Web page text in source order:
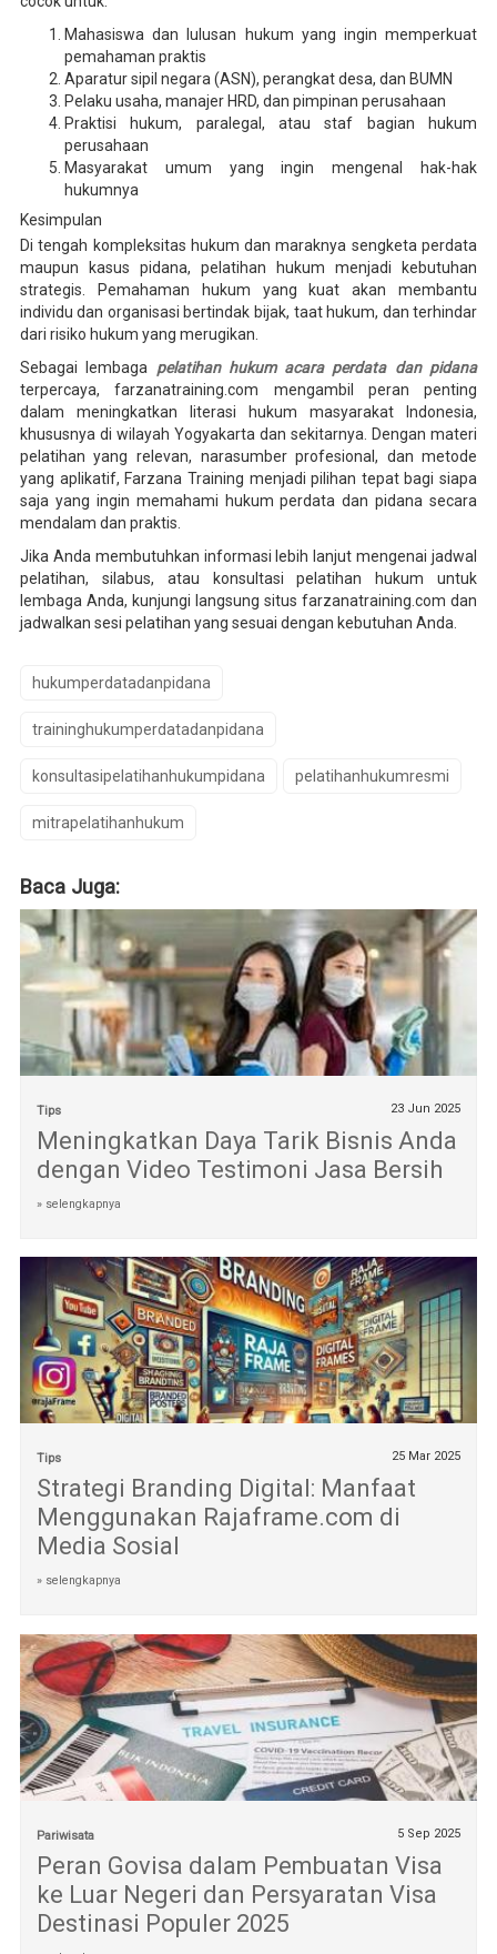
Mahasiswa dan lulusan hukum yang ingin memperkuat
pemahaman praktis
Aparatur sipil negara (ASN), perangkat desa, dan BUMN
Pelaku usaha, manajer HRD, dan pimpinan perusahaan
Praktisi hukum, paralegal, atau staf bagian hukum
perusahaan
Masyarakat umum yang ingin mengenal hak-hak
hukumnya
Kesimpulan
Di tengah kompleksitas hukum dan maraknya sengketa perdata
maupun kasus pidana, pelatihan hukum menjadi kebutuhan
strategis. Pemahaman hukum yang kuat akan membantu
individu dan organisasi bertindak bijak, taat hukum, dan terhindar
dari risiko hukum yang merugikan.
Sebagai lembaga pelatihan hukum acara perdata dan pidana
terpercaya, farzanatraining.com mengambil peran penting
dalam meningkatkan literasi hukum masyarakat Indonesia,
khususnya di wilayah Yogyakarta dan sekitarnya. Dengan materi
pelatihan yang relevan, narasumber profesional, dan metode
yang aplikatif, Farzana Training menjadi pilihan tepat bagi siapa
saja yang ingin memahami hukum perdata dan pidana secara
mendalam dan praktis.
Jika Anda membutuhkan informasi lebih lanjut mengenai jadwal
pelatihan, silabus, atau konsultasi pelatihan hukum untuk
lembaga Anda, kunjungi langsung situs farzanatraining.com dan
jadwalkan sesi pelatihan yang sesuai dengan kebutuhan Anda.
hukumperdatadanpidana
traininghukumperdatadanpidana
konsultasipelatihanhukumpidana pelatihanhukumresmi
mitrapelatihanhukum
Baca Juga:
Tips 23 Jun 2025
Meningkatkan Daya Tarik Bisnis Anda
dengan Video Testimoni Jasa Bersih
» selengkapnya
Tips 25 Mar 2025
Strategi Branding Digital: Manfaat
Menggunakan Rajaframe.com di
Media Sosial
» selengkapnya
Pariwisata 5 Sep 2025
Peran Govisa dalam Pembuatan Visa
ke Luar Negeri dan Persyaratan Visa
Destinasi Populer 2025